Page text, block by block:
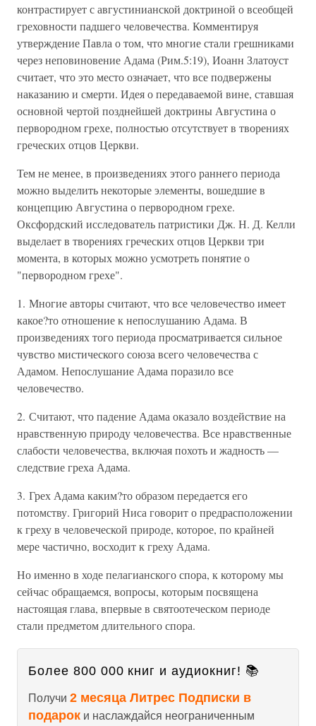
контрастирует с августинианской доктриной о всеобщей
греховности падшего человечества. Комментируя
утверждение Павла о том, что многие стали грешниками
через неповиновение Адама (Рим.5:19), Иоанн Златоуст
считает, что это место означает, что все подвержены
наказанию и смерти. Идея о передаваемой вине, ставшая
основной чертой позднейшей доктрины Августина о
первородном грехе, полностью отсутствует в творениях
греческих отцов Церкви.
Тем не менее, в произведениях этого раннего периода
можно выделить некоторые элементы, вошедшие в
концепцию Августина о первородном грехе.
Оксфордский исследователь патристики Дж. Н. Д. Келли
выделает в творениях греческих отцов Церкви три
момента, в которых можно усмотреть понятие о
"первородном грехе".
1. Многие авторы считают, что все человечество имеет
какое?то отношение к непослушанию Адама. В
произведениях того периода просматривается сильное
чувство мистического союза всего человечества с
Адамом. Непослушание Адама поразило все
человечество.
2. Считают, что падение Адама оказало воздействие на
нравственную природу человечества. Все нравственные
слабости человечества, включая похоть и жадность —
следствие греха Адама.
3. Грех Адама каким?то образом передается его
потомству. Григорий Ниса говорит о предрасположении
к греху в человеческой природе, которое, по крайней
мере частично, восходит к греху Адама.
Но именно в ходе пелагианского спора, к которому мы
сейчас обращаемся, вопросы, которым посвящена
настоящая глава, впервые в святоотеческом периоде
стали предметом длительного спора.
Более 800 000 книг и аудиокниг! 📚
Получи 2 месяца Литрес Подписки в
подарок и наслаждайся неограниченным